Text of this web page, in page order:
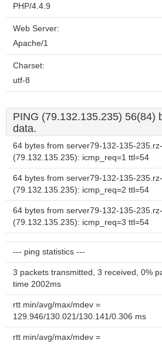
PHP/4.4.9
Web Server:
Apache/1
Charset:
utf-8
PING (79.132.135.235) 56(84)
data.
64 bytes from server79-132-135-
(79.132.135.235): icmp_req=1 ttl=54
64 bytes from server79-132-135-
(79.132.135.235): icmp_req=2 ttl=54
64 bytes from server79-132-135-
(79.132.135.235): icmp_req=3 ttl=54
--- ping statistics ---
3 packets transmitted, 3 received, 0%
time 2002ms
rtt min/avg/max/mdev =
129.946/130.021/130.141/0.306 ms
rtt min/avg/max/mdev =